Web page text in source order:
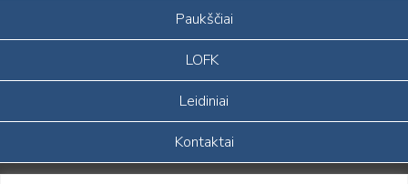
Paukščiai
LOFK
Leidiniai
Kontaktai